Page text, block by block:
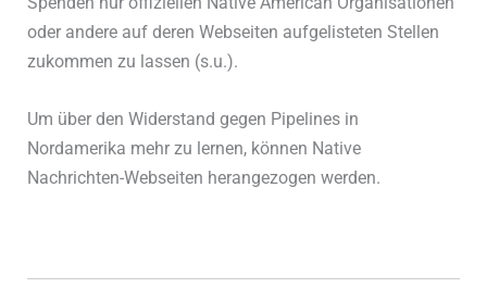
oder andere auf deren Webseiten aufgelisteten Stellen
zukommen zu lassen (s.u.).
Um über den Widerstand gegen Pipelines in
Nordamerika mehr zu lernen, können Native
Nachrichten-Webseiten herangezogen werden.